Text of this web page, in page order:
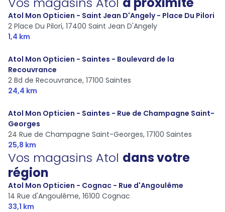
Atol Mon Opticien - Saint Jean D'Angely - Place Du Pilori
2 Place Du Pilori, 17400 Saint Jean D'Angely
1,4 km
Atol Mon Opticien - Saintes - Boulevard de la
Recouvrance
2 Bd de Recouvrance, 17100 Saintes
24,4 km
Atol Mon Opticien - Saintes - Rue de Champagne Saint-
Georges
24 Rue de Champagne Saint-Georges, 17100 Saintes
25,8 km
Vos magasins Atol dans votre
région
Atol Mon Opticien - Cognac - Rue d'Angoulême
14 Rue d'Angoulême, 16100 Cognac
33,1 km